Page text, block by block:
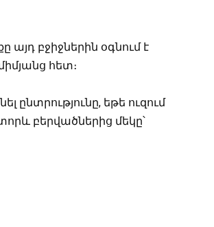
այդ բջիջներին օգնում է
հետ։
ընտրությունը, եթե ուզում
բերվածներից մեկը՝